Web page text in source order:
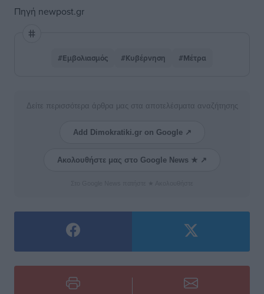
Πηγή newpost.gr
#Εμβολιασμός #Κυβέρνηση #Μέτρα
Δείτε περισσότερα άρθρα μας στα αποτελέσματα αναζήτησης
Add Dimokratiki.gr on Google ↗
Ακολουθήστε μας στο Google News ★ ↗